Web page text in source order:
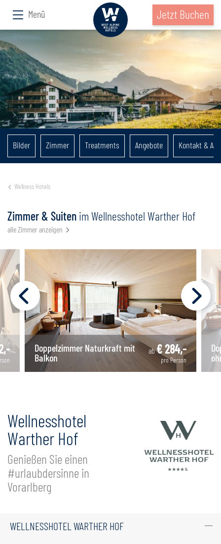
Menü Jetzt Buchen
Bilder Zimmer Treatments Angebote Kontakt &
Wellness Hotels
Zimmer & Suiten im Wellnesshotel Warther Hof
alle Zimmer anzeigen
Doppelzimmer Naturkraft mit
Balkon
ab€ 284,-
pro Person
Wellnesshotel
Warther Hof
Genießen Sie einen
#urlaubdersinne in
Vorarlberg
WELLNESSHOTEL WARTHER HOF